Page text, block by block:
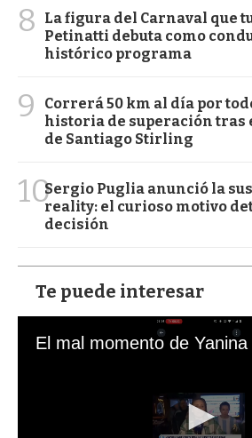
8
La figura del Carnaval que
Petinatti debuta como
histórico programa
9
Correrá 50 km al día por
historia de superación tras
de Santiago Stirling
10Sergio Puglia anunció la
reality: el curioso motivo
decisión
Te puede interesar